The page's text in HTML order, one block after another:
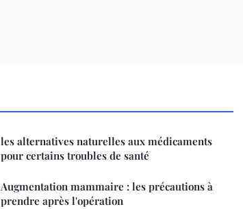
les alternatives naturelles aux médicaments
pour certains troubles de santé
Augmentation mammaire : les précautions à
prendre après l'opération